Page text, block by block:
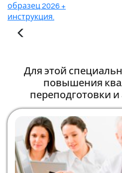
образец 2026 +
инструкция.
Для этой
повышения
переподготовки